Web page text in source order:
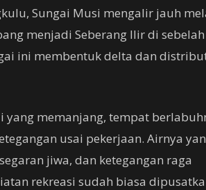
Sungai Musi mengalir jauh
menjadi Seberang Ilir di
ini membentuk delta dan
yang memanjang, tempat
usai pekerjaan. Airnya
jiwa, dan ketegangan raga
rekreasi sudah biasa